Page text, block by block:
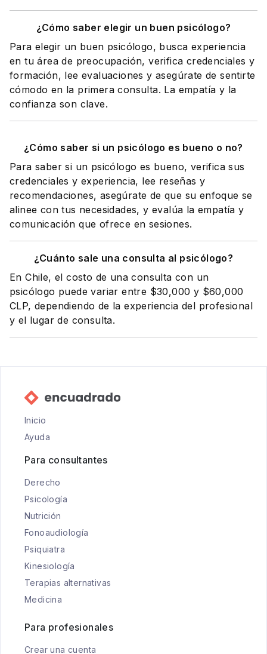
¿Cómo saber elegir un buen psicólogo?
Para elegir un buen psicólogo, busca experiencia
en tu área de preocupación, verifica credenciales y
formación, lee evaluaciones y asegúrate de sentirte
cómodo en la primera consulta. La empatía y la
confianza son clave.
¿Cómo saber si un psicólogo es bueno o no?
Para saber si un psicólogo es bueno, verifica sus
credenciales y experiencia, lee reseñas y
recomendaciones, asegúrate de que su enfoque se
alinee con tus necesidades, y evalúa la empatía y
comunicación que ofrece en sesiones.
¿Cuánto sale una consulta al psicólogo?
En Chile, el costo de una consulta con un
psicólogo puede variar entre $30,000 y $60,000
CLP, dependiendo de la experiencia del profesional
y el lugar de consulta.
Inicio
Ayuda
Para consultantes
Derecho
Psicología
Nutrición
Fonoaudiología
Psiquiatra
Kinesiología
Terapias alternativas
Medicina
Para profesionales
Crear una cuenta